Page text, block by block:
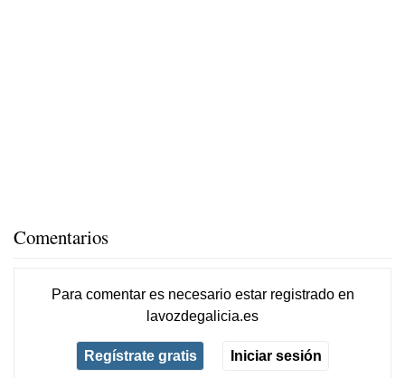
Comentarios
Para comentar es necesario estar registradoen
lavozdegalicia.es
Regístrate gratis Iniciar sesión